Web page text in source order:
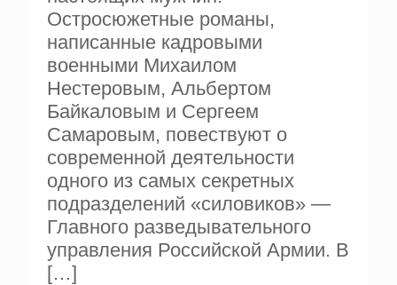
Остросюжетные романы,
написанные кадровыми
военными Михаилом
Нестеровым, Альбертом
Байкаловым и Сергеем
Самаровым, повествуют о
современной деятельности
одного из самых секретных
подразделений «силовиков» —
Главного разведывательного
управления Российской Армии. В
[…]